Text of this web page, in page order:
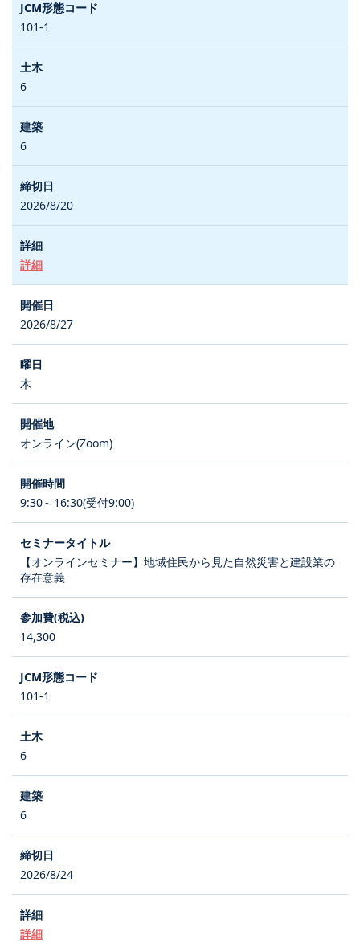
101-1
6
6
2026/8/20
詳細
2026/8/27
木
オンライン(Zoom)
9:30～16:30(受付9:00)
【オンラインセミナー】地域住民から見た自然災害と建設業の
存在意義
14,300
101-1
6
6
2026/8/24
詳細